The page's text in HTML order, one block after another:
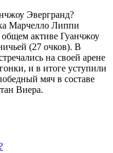
Эвергранд?
Марчелло Липпи
активе Гуанчжоу
(27 очков). В
на своей арене
и в итоге уступили
мяч в составе
Виера.